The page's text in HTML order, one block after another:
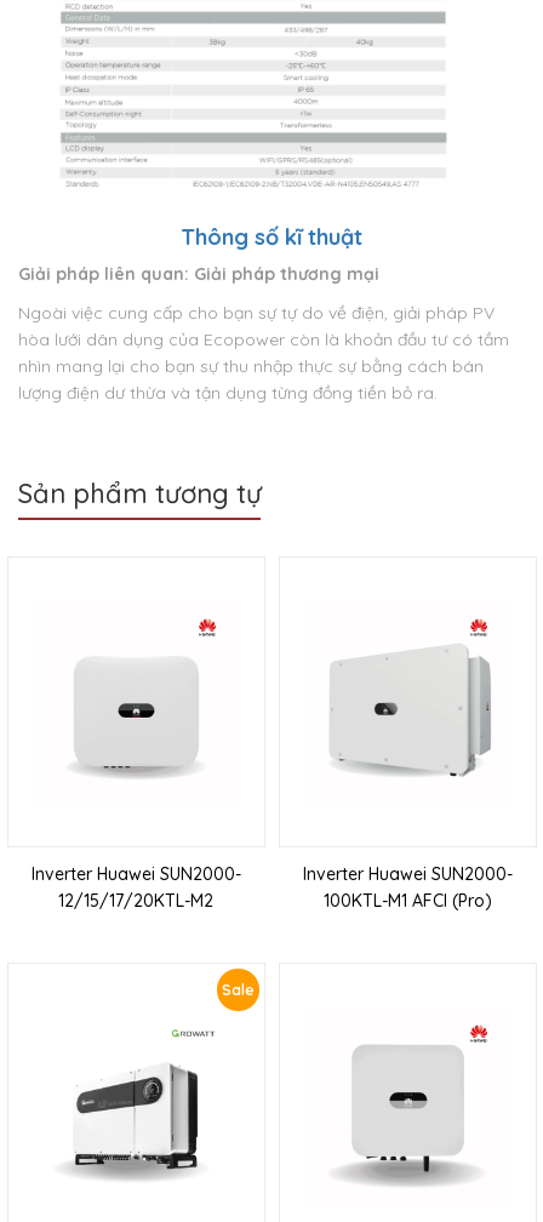
Thông số kĩ thuật
Giải pháp liên quan: Giải pháp thương mại
Ngoài việc cung cấp cho bạn sự tự do về điện, giải pháp PV
hòa lưới dân dụng của Ecopower còn là khoản đầu tư có tầm
nhìn mang lại cho bạn sự thu nhập thực sự bằng cách bán
lượng điện dư thừa và tận dụng từng đồng tiền bỏ ra.
Sản phẩm tương tự
Inverter Huawei SUN2000-
12/15/17/20KTL-M2
Inverter Huawei SUN2000-
100KTL-M1 AFCI (Pro)
Sale